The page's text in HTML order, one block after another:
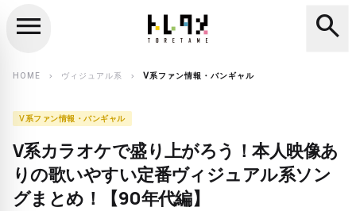
search
menu search
HOME chevron_right ヴィジュアル系 chevron_right V系ファン情報・バンギャル
V系ファン情報・バンギャル
V系カラオケで盛り上がろう！本人映像あ
りの歌いやすい定番ヴィジュアル系ソン
グまとめ！【90年代編】